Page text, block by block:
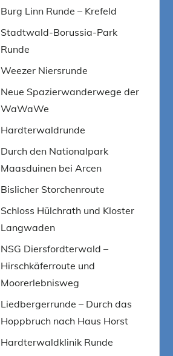
Burg Linn Runde – Krefeld
Stadtwald-Borussia-Park
Runde
Weezer Niersrunde
Neue Spazierwanderwege der
WaWaWe
Hardterwaldrunde
Durch den Nationalpark
Maasduinen bei Arcen
Bislicher Storchenroute
Schloss Hülchrath und Kloster
Langwaden
NSG Diersfordterwald –
Hirschkäferroute und
Moorerlebnisweg
Liedbergerrunde – Durch das
Hoppbruch nach Haus Horst
Hardterwaldklinik Runde